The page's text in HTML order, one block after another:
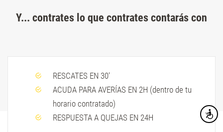
Y... contrates lo que contrates contarás con
RESCATES EN 30'
ACUDA PARA AVERÍAS EN 2H (dentro de tu
horario contratado)
RESPUESTA A QUEJAS EN 24H